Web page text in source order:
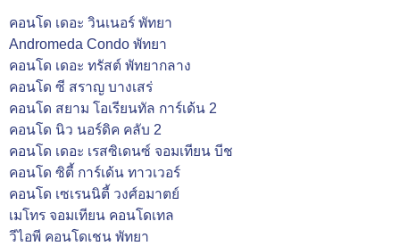
คอนโด เดอะ วินเนอร์ พัทยา
Andromeda Condo พัทยา
คอนโด เดอะ ทรัสต์ พัทยากลาง
คอนโด ซี สราญ บางเสร่
คอนโด สยาม โอเรียนทัล การ์เด้น 2
คอนโด นิว นอร์ดิค คลับ 2
คอนโด เดอะ เรสซิเดนซ์ จอมเทียน บีช
คอนโด ซิตี้ การ์เด้น ทาวเวอร์
คอนโด เซเรนนิตี้ วงศ์อมาตย์
เมโทร จอมเทียน คอนโดเทล
วีไอพี คอนโดเชน พัทยา